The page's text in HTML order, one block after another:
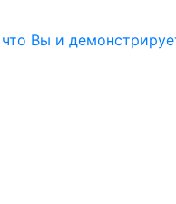
Вы и